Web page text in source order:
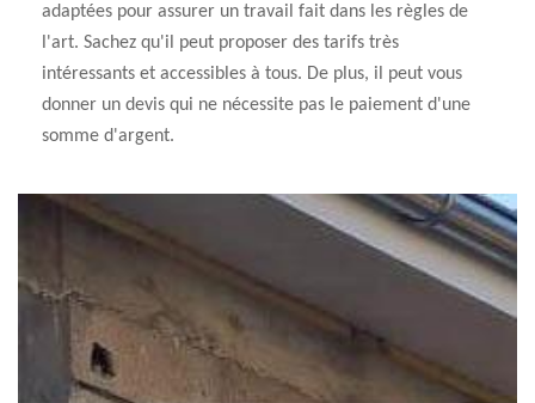
adaptées pour assurer un travail fait dans les règles de
l'art. Sachez qu'il peut proposer des tarifs très
intéressants et accessibles à tous. De plus, il peut vous
donner un devis qui ne nécessite pas le paiement d'une
somme d'argent.